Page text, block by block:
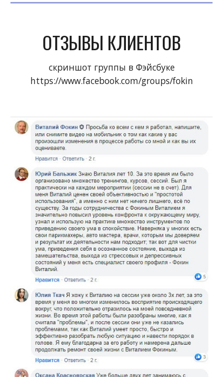
ОТЗЫВЫ КЛИЕНТОВ
скриншот группы в Фэйсбуке
https://www.facebook.com/groups/fokin